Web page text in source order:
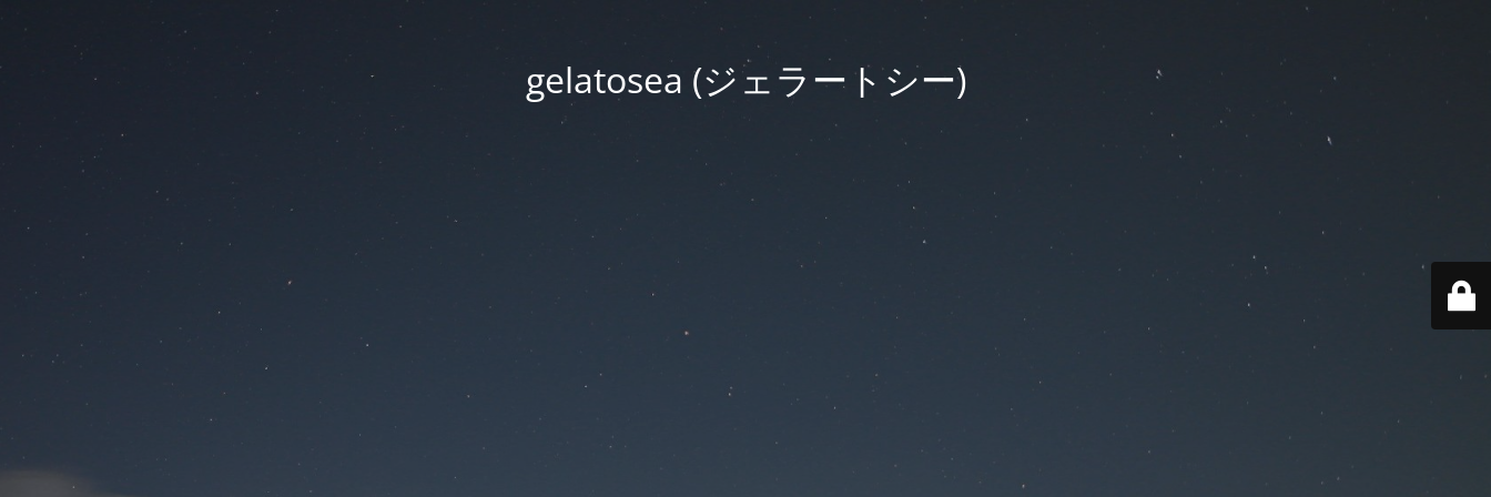
gelatosea (ジェラートシー)